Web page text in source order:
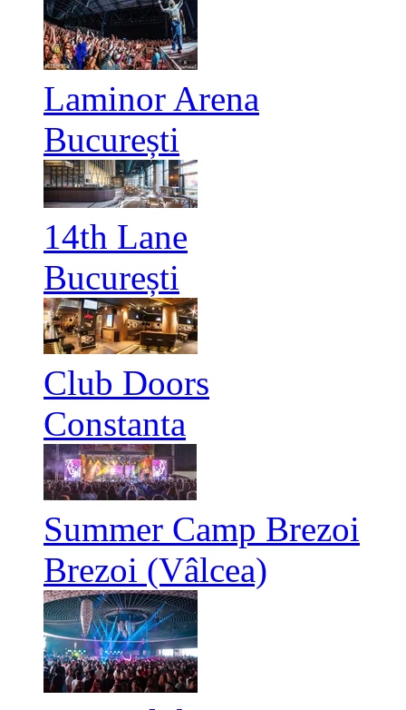
Laminor Arena
București
14th Lane
București
Club Doors
Constanta
Summer Camp Brezoi
Brezoi (Vâlcea)